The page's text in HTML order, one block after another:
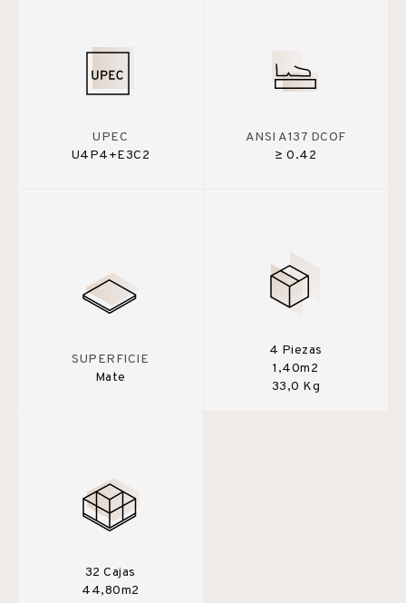
UPEC
U4P4+E3C2
ANSI A137 DCOF
≥ 0.42
SUPERFICIE
Mate
4 Piezas
1,40m2
33,0 Kg
32 Cajas
44,80m2